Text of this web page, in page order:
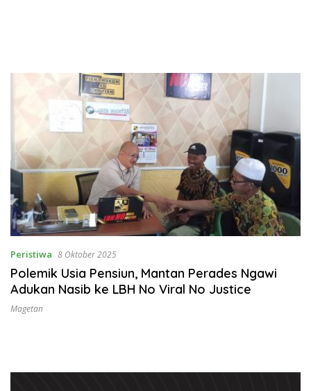
Peristiwa 8 Oktober 2025
Polemik Usia Pensiun, Mantan Perades Ngawi
Adukan Nasib ke LBH No Viral No Justice
Magetan